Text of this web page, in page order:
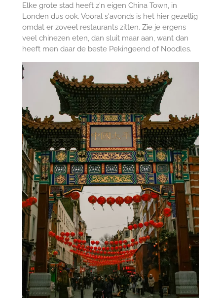
Elke grote stad heeft z'n eigen China Town, in
Londen dus ook. Vooral s'avonds is het hier gezellig
omdat er zoveel restaurants zitten. Zie je ergens
veel chinezen eten, dan sluit maar aan, want dan
heeft men daar de beste Pekingeend of Noodles.